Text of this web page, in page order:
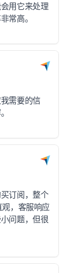
用它来处理
常高。
需要的信
订阅，整个
，客服响应
问题，但很